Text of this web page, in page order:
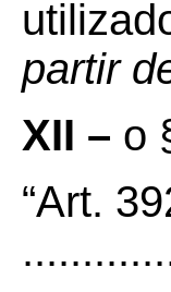
partir
XII – o
“Art.